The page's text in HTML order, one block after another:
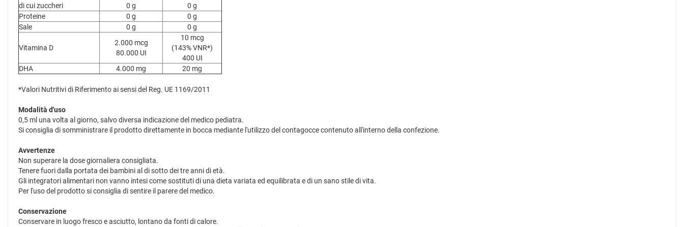
di cui zuccheri
0 g
0 g
Proteine
0 g
0 g
Sale
0 g 0 g
Vitamina D
2.000 mcg
80.000 UI
10 mcg
(143% VNR*)
400 UI
DHA
4.000 mg 20 mg
*Valori Nutritivi di Riferimento ai sensi del Reg. UE 1169/2011
Modalità d'uso
0,5 ml una volta al giorno, salvo diversa indicazione del medico pediatra.
Si consiglia di somministrare il prodotto direttamente in bocca mediante l'utilizzo del contagocce contenuto all'interno della confezione.
Avvertenze
Non superare la dose giornaliera consigliata.
Tenere fuori dalla portata dei bambini al di sotto dei tre anni di età.
Gli integratori alimentari non vanno intesi come sostituti di una dieta variata ed equilibrata e di un sano stile di vita.
Per l'uso del prodotto si consiglia di sentire il parere del medico.
Conservazione
Conservare in luogo fresco e asciutto, lontano da fonti di calore.